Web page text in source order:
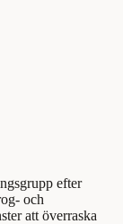
efter
och
att överraska